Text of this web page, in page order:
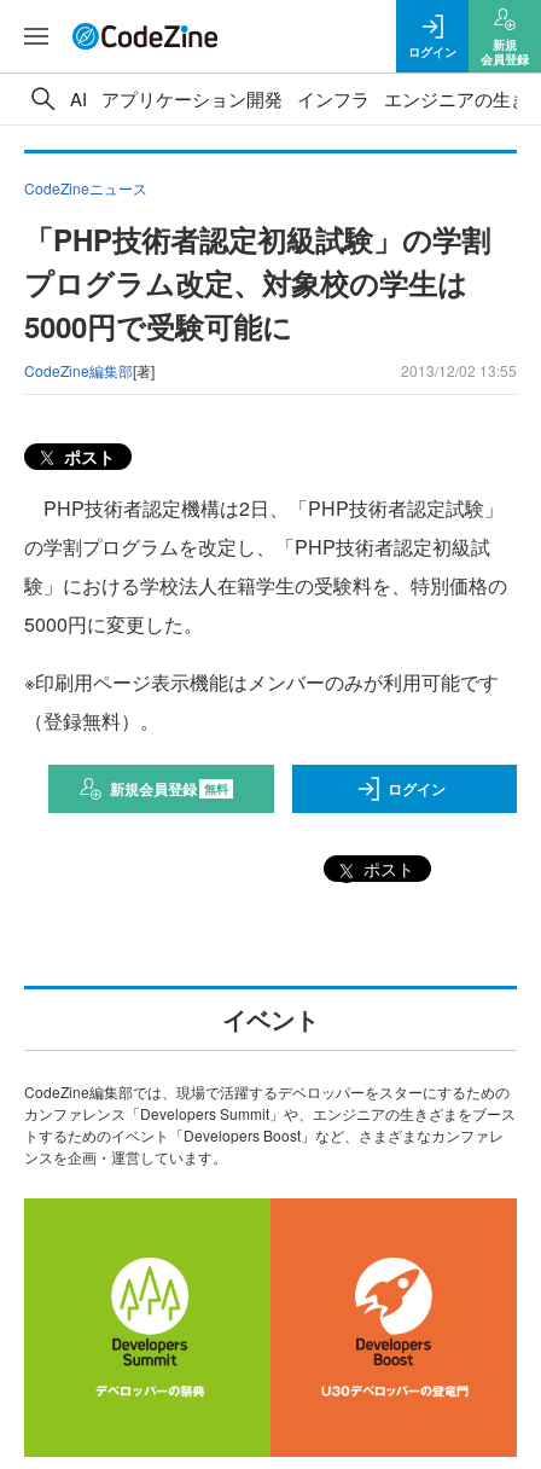
ログイン
新規
会員登録
AI アプリケーション開発 インフラ エンジニアの生き
CodeZineニュース
「PHP技術者認定初級試験」の学割
プログラム改定、対象校の学生は
5000円で受験可能に
CodeZine編集部[著] 2013/12/02 13:55
ポスト
PHP技術者認定機構は2日、「PHP技術者認定試験」
の学割プログラムを改定し、「PHP技術者認定初級試
験」における学校法人在籍学生の受験料を、特別価格の
5000円に変更した。
※印刷用ページ表示機能はメンバーのみが利用可能です
（登録無料）。
新規会員登録 無料 ログイン
ポスト
イベント
CodeZine編集部では、現場で活躍するデベロッパーをスターにするための
カンファレンス「Developers Summit」や、エンジニアの生きざまをブース
トするためのイベント「Developers Boost」など、さまざまなカンファレ
ンスを企画・運営しています。